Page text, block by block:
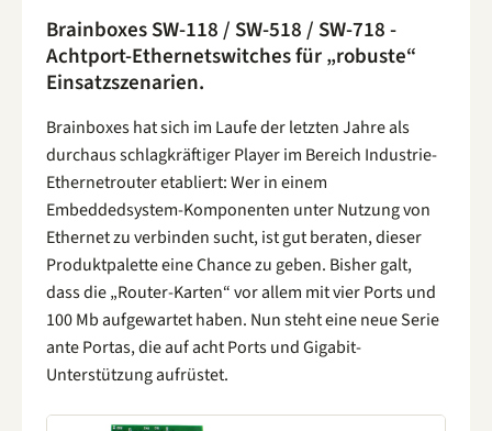
Brainboxes SW-118 / SW-518 / SW-718 -
Achtport-Ethernetswitches für „robuste“
Einsatzszenarien.
Brainboxes hat sich im Laufe der letzten Jahre als
durchaus schlagkräftiger Player im Bereich Industrie-
Ethernetrouter etabliert: Wer in einem
Embeddedsystem-Komponenten unter Nutzung von
Ethernet zu verbinden sucht, ist gut beraten, dieser
Produktpalette eine Chance zu geben. Bisher galt,
dass die „Router-Karten“ vor allem mit vier Ports und
100 Mb aufgewartet haben. Nun steht eine neue Serie
ante Portas, die auf acht Ports und Gigabit-
Unterstützung aufrüstet.